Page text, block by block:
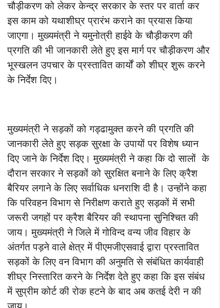
चौड़ीकरण को लेकर केन्द्र सरकार के स्तर पर वार्ता कर
इस काम को यथाशीघ्र प्रारंभ कराने का प्रयास किया
जाएगा। मुख्यमंत्री ने यमुनोत्री हाईवे के चौड़ीकरण की
प्रगति की भी जानकारी लेते हुए इस मार्ग पर चौड़ीकरण और
भूस्खलन उपचार के प्रस्तावित कार्यों को शीघ्र शुरू करने
के निर्देश दिए।
मुख्यमंत्री ने सड़कों को गड्ढामुक्त करने की प्रगति की
जानकारी लेते हुए सड़क सुरक्षा के उपायों पर विशेष ध्यान
दिए जाने के निर्देश दिए। मुख्यमंत्री ने कहा कि दो सालों के
दौरान सरकार ने सड़कों को सुरक्षित बनाने के लिए क्रैश
बैरियर लगाने के लिए सर्वाधिक धनराशि दी है। उन्होंने कहा
कि परिवहन विभाग से निरीक्षण कराते हुए सड़कों में सभी
जरूरी जगहों पर क्रैश बैरियर की स्थापना सुनिश्चित की
जाय। मुख्यमंत्री ने जिले में गोविन्द वन्य जीव विहार के
अंतर्गत पड़ने वाले क्षेत्र में पीएमजीएसवाई द्वारा प्रस्तावित
सड़कों के लिए वन विभाग की अनुमति से संबंधित कार्यवाही
शीघ्र निस्तारित करने के निर्देश देते हुए कहा कि इस संबंध
में सुप्रीम कोर्ट की रोक हटने के बाद अब कतई देरी न की